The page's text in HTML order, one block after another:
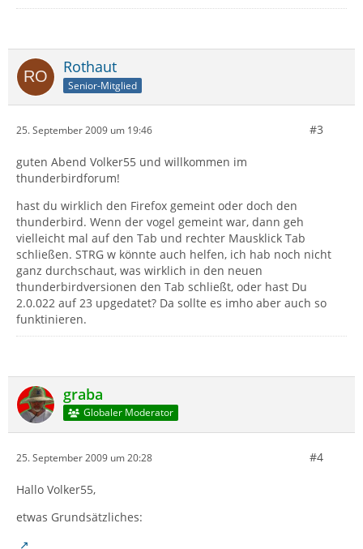
Rothaut
Senior-Mitglied
25. September 2009 um 19:46 #3
guten Abend Volker55 und willkommen im
thunderbirdforum!
hast du wirklich den Firefox gemeint oder doch den
thunderbird. Wenn der vogel gemeint war, dann geh
vielleicht mal auf den Tab und rechter Mausklick Tab
schließen. STRG w könnte auch helfen, ich hab noch nicht
ganz durchschaut, was wirklich in den neuen
thunderbirdversionen den Tab schließt, oder hast Du
2.0.022 auf 23 upgedatet? Da sollte es imho aber auch so
funktinieren.
graba
Globaler Moderator
25. September 2009 um 20:28 #4
Hallo Volker55,
etwas Grundsätzliches: